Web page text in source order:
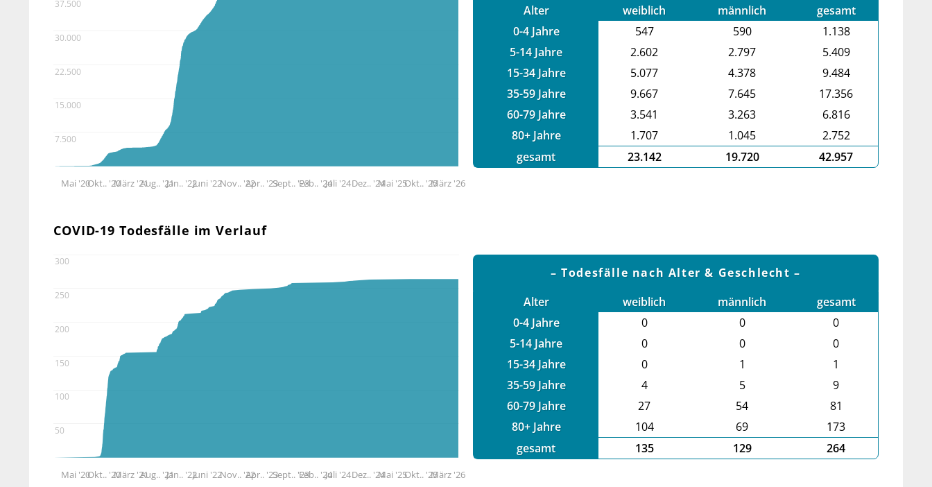
7.500
15.000
22.500
30.000
37.500
Mai '20Okt.. '20März '21Aug.. '21Jan.. '22Juni '22Nov.. '22Apr.. '23Sept.. '23Feb.. '24Juli '24Dez.. '24Mai '25Okt.. '25März '26
Alter
weiblich männlich
gesamt
0-4 Jahre
547 590
1.138
5-14 Jahre
2.602 2.797
5.409
15-34 Jahre
5.077 4.378
9.484
35-59 Jahre
9.667 7.645
17.356
60-79 Jahre
3.541 3.263
6.816
80+ Jahre
1.707 1.045
2.752
gesamt
23.142 19.720 42.957
COVID-19 Todesfälle im Verlauf
50
100
150
200
250
300
Mai '20Okt.. '20März '21Aug.. '21Jan.. '22Juni '22Nov.. '22Apr.. '23Sept.. '23Feb.. '24Juli '24Dez.. '24Mai '25Okt.. '25März '26
Todesfälle nach Alter & Geschlecht
Alter
weiblich männlich
gesamt
0-4 Jahre
0 0
0
5-14 Jahre
0 0
0
15-34 Jahre
0 1
1
35-59 Jahre
4 5
9
60-79 Jahre
27 54
81
80+ Jahre
104 69
173
gesamt
135 129 264